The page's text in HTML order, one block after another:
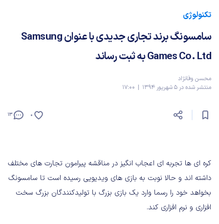
تکنولوژی
سامسونگ برند تجاری جدیدی با عنوان Samsung
Games Co. Ltd به ثبت رساند
محسن وفانژاد
منتشر شده در 5 شهریور 1394 | 17:00
13 0
کره ای ها تجربه ای اعجاب انگیز در مناقشه پیرامون تجارت های مختلف
داشته اند و حالا نوبت به بازی های ویدیویی رسیده است تا سامسونگ
بخواهد خود را رسما وارد یک بازی بزرگ با تولیدکنندگان بزرگ سخت
افزاری و نرم افزاری کند.